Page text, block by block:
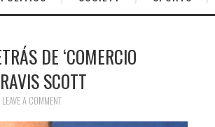
DE ‘COMERCIO
SCOTT
LEAVE A COMMENT